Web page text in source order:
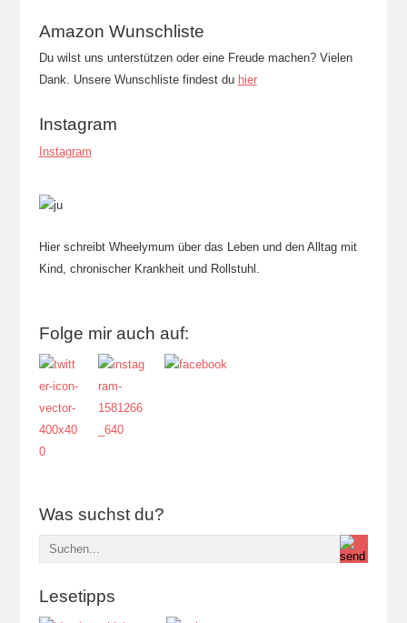
Amazon Wunschliste
Du wilst uns unterstützen oder eine Freude machen? Vielen
Dank. Unsere Wunschliste findest du hier
Instagram
Instagram
Hier schreibt Wheelymum über das Leben und den Alltag mit
Kind, chronischer Krankheit und Rollstuhl.
Folge mir auch auf:
Was suchst du?
Lesetipps